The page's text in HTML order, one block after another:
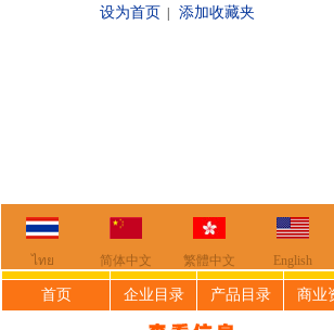
设为首页 添加收藏夹 你好
ไทย 简体中文 繁體中文 English
首页 企业目录 产品目录 商业